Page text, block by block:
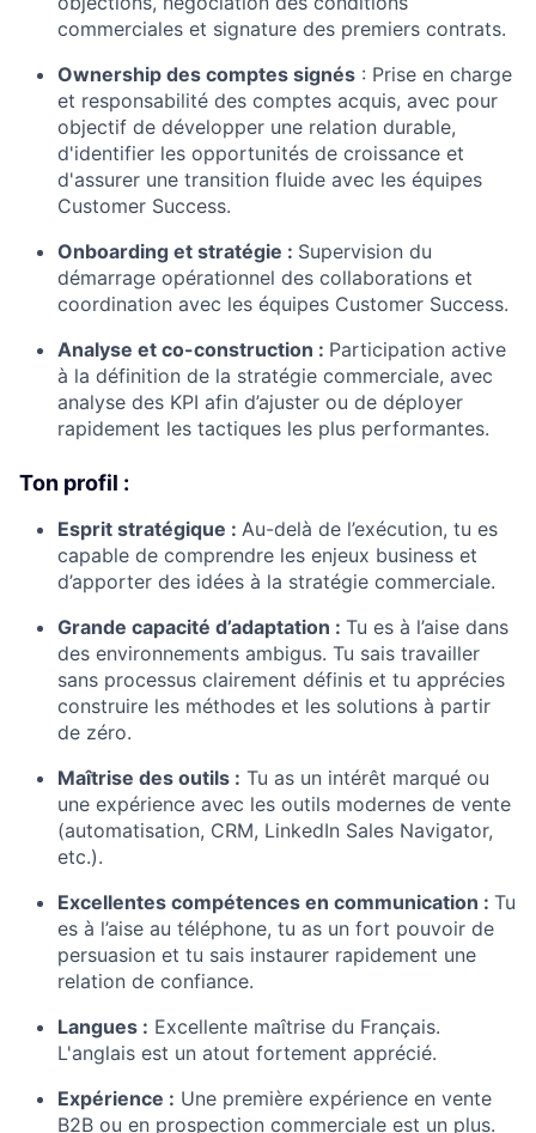
commerciales et signature des premiers contrats.
Ownership des comptes signés : Prise en charge
et responsabilité des comptes acquis, avec pour
objectif de développer une relation durable,
d'identifier les opportunités de croissance et
d'assurer une transition fluide avec les équipes
Customer Success.
Onboarding et stratégie : Supervision du
démarrage opérationnel des collaborations et
coordination avec les équipes Customer Success.
Analyse et co-construction : Participation active
à la définition de la stratégie commerciale, avec
analyse des KPI afin d’ajuster ou de déployer
rapidement les tactiques les plus performantes.
Ton profil :
Esprit stratégique : Au-delà de l’exécution, tu es
capable de comprendre les enjeux business et
d’apporter des idées à la stratégie commerciale.
Grande capacité d’adaptation : Tu es à l’aise dans
des environnements ambigus. Tu sais travailler
sans processus clairement définis et tu apprécies
construire les méthodes et les solutions à partir
de zéro.
Maîtrise des outils : Tu as un intérêt marqué ou
une expérience avec les outils modernes de vente
(automatisation, CRM, LinkedIn Sales Navigator,
etc.).
Excellentes compétences en communication : Tu
es à l’aise au téléphone, tu as un fort pouvoir de
persuasion et tu sais instaurer rapidement une
relation de confiance.
Langues : Excellente maîtrise du Français.
L'anglais est un atout fortement apprécié.
Expérience : Une première expérience en vente
B2B ou en prospection commerciale est un plus.